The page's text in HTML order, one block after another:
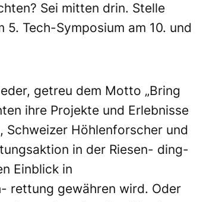
Sei mitten drin. Stelle
5. Tech-Symposium am 10. und
getreu dem Motto „Bring
ihre Projekte und Erlebnisse
Schweizer Höhlenforscher und
in der Riesen- ding-
Einblick in
rettung gewähren wird. Oder